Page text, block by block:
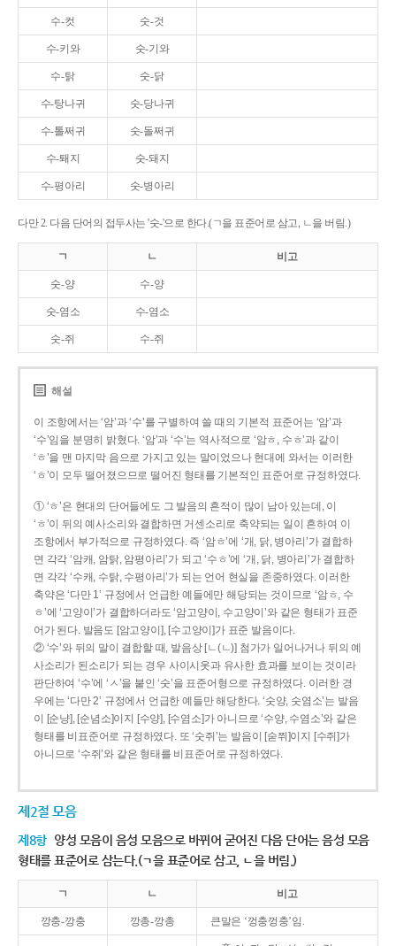
수-컷 숫-것
수-키와 숫-기와
수-탉 숫-닭
수-탕나귀 숫-당나귀
수-톨쩌귀 숫-돌쩌귀
수-퇘지 숫-돼지
수-평아리 숫-병아리
다만 2. 다음 단어의 접두사는 '숫-'으로 한다.(ㄱ을 표준어로 삼고, ㄴ을 버림.)
ㄱ ㄴ 비고
숫-양 수-양
숫-염소 수-염소
숫-쥐 수-쥐
해설
이 조항에서는 ‘암’과 ‘수’를 구별하여 쓸 때의 기본적 표준어는 ‘암’과
‘수’임을 분명히 밝혔다. ‘암’과 ‘수’는 역사적으로 ‘암ㅎ, 수ㅎ’과 같이
‘ㅎ’을 맨 마지막 음으로 가지고 있는 말이었으나 현대에 와서는 이러한
‘ㅎ’이 모두 떨어졌으므로 떨어진 형태를 기본적인 표준어로 규정하였다.
① ‘ㅎ’은 현대의 단어들에도 그 발음의 흔적이 많이 남아 있는데, 이
‘ㅎ’이 뒤의 예사소리와 결합하면 거센소리로 축약되는 일이 흔하여 이
조항에서 부가적으로 규정하였다. 즉 ‘암ㅎ’에 ‘개, 닭, 병아리’가 결합하
면 각각 ‘암캐, 암탉, 암평아리’가 되고 ‘수ㅎ’에 ‘개, 닭, 병아리’가 결합하
면 각각 ‘수캐, 수탉, 수평아리’가 되는 언어 현실을 존중하였다. 이러한
축약은 ‘다만 1’ 규정에서 언급한 예들에만 해당되는 것이므로 ‘암ㅎ, 수
ㅎ’에 ‘고양이’가 결합하더라도 ‘암고양이, 수고양이’와 같은 형태가 표준
어가 된다. 발음도 [암고양이], [수고양이]가 표준 발음이다.
② ‘수’와 뒤의 말이 결합할 때, 발음상 [ㄴ(ㄴ)] 첨가가 일어나거나 뒤의 예
사소리가 된소리가 되는 경우 사이시옷과 유사한 효과를 보이는 것이라
판단하여 ‘수’에 ‘ㅅ’을 붙인 ‘숫’을 표준어형으로 규정하였다. 이러한 경
우에는 ‘다만 2’ 규정에서 언급한 예들만 해당한다. ‘숫양, 숫염소’는 발음
이 [순냥], [순념소]이지 [수양], [수염소]가 아니므로 ‘수양, 수염소’와 같은
형태를 비표준어로 규정하였다. 또 ‘숫쥐’는 발음이 [숟쮜]이지 [수쥐]가
아니므로 ‘수쥐’와 같은 형태를 비표준어로 규정하였다.
제2절 모음
제8항 양성 모음이 음성 모음으로 바뀌어 굳어진 다음 단어는 음성 모음
형태를 표준어로 삼는다.(ㄱ을 표준어로 삼고, ㄴ을 버림.)
ㄱ ㄴ 비고
깡충-깡충 깡총-깡총 큰말은 ‘껑충껑충’임.